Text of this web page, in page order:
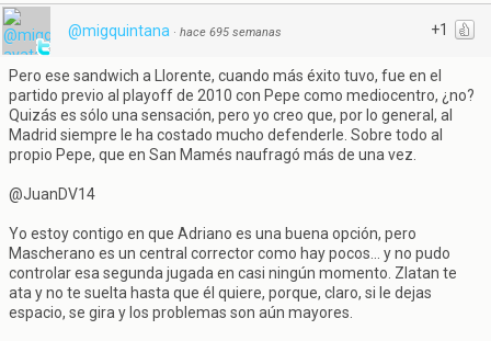
+1
@migquintana · hace 695 semanas
Pero ese sandwich a Llorente, cuando más éxito tuvo, fue en el
partido previo al playoff de 2010 con Pepe como mediocentro, ¿no?
Quizás es sólo una sensación, pero yo creo que, por lo general, al
Madrid siempre le ha costado mucho defenderle. Sobre todo al
propio Pepe, que en San Mamés naufragó más de una vez.
@JuanDV14
Yo estoy contigo en que Adriano es una buena opción, pero
Mascherano es un central corrector como hay pocos... y no pudo
controlar esa segunda jugada en casi ningún momento. Zlatan te
ata y no te suelta hasta que él quiere, porque, claro, si le dejas
espacio, se gira y los problemas son aún mayores.